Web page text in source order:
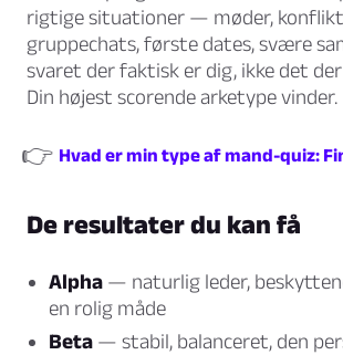
rigtige situationer — møder,
gruppechats, første dates, svære
svaret der faktisk er dig, ikke det
Din højest scorende arketype vinder.
👉 Hvad er min type af mand-quiz:
De resultater du kan få
Alpha — naturlig leder,
en rolig måde
Beta — stabil, balanceret, den